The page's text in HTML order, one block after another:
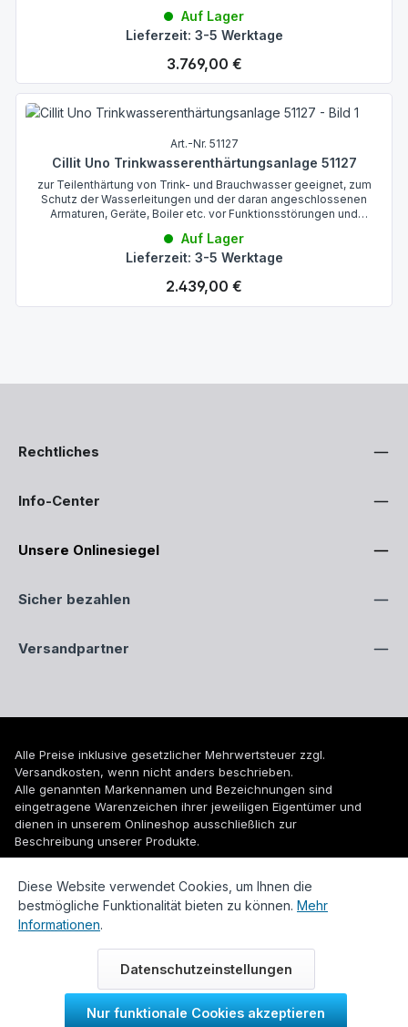
Auf Lager
Lieferzeit: 3-5 Werktage
Regulärer Preis:
3.769,00 €
Art.-Nr. 51127
Cillit Uno Trinkwasserenthärtungsanlage 51127
zur Teilenthärtung von Trink- und Brauchwasser geeignet, zum
Schutz der Wasserleitungen und der daran angeschlossenen
Armaturen, Geräte, Boiler etc. vor Funktionsstörungen und
Auf Lager
Lieferzeit: 3-5 Werktage
Regulärer Preis:
2.439,00 €
Rechtliches
Info-Center
Unsere Onlinesiegel
Sicher bezahlen
Versandpartner
Alle Preise inklusive gesetzlicher Mehrwertsteuer zzgl.
Versandkosten, wenn nicht anders beschrieben.
Alle genannten Markennamen und Bezeichnungen sind
eingetragene Warenzeichen ihrer jeweiligen Eigentümer und
dienen in unserem Onlineshop ausschließlich zur
Beschreibung unserer Produkte.
© 2026 WUH24.de - Weigel und Unger Heizungs- und
Sanitärtechnik GmbH
Diese Website verwendet Cookies, um Ihnen die
bestmögliche Funktionalität bieten zu können. Mehr
Informationen.
Datenschutzeinstellungen
Nur funktionale Cookies akzeptieren